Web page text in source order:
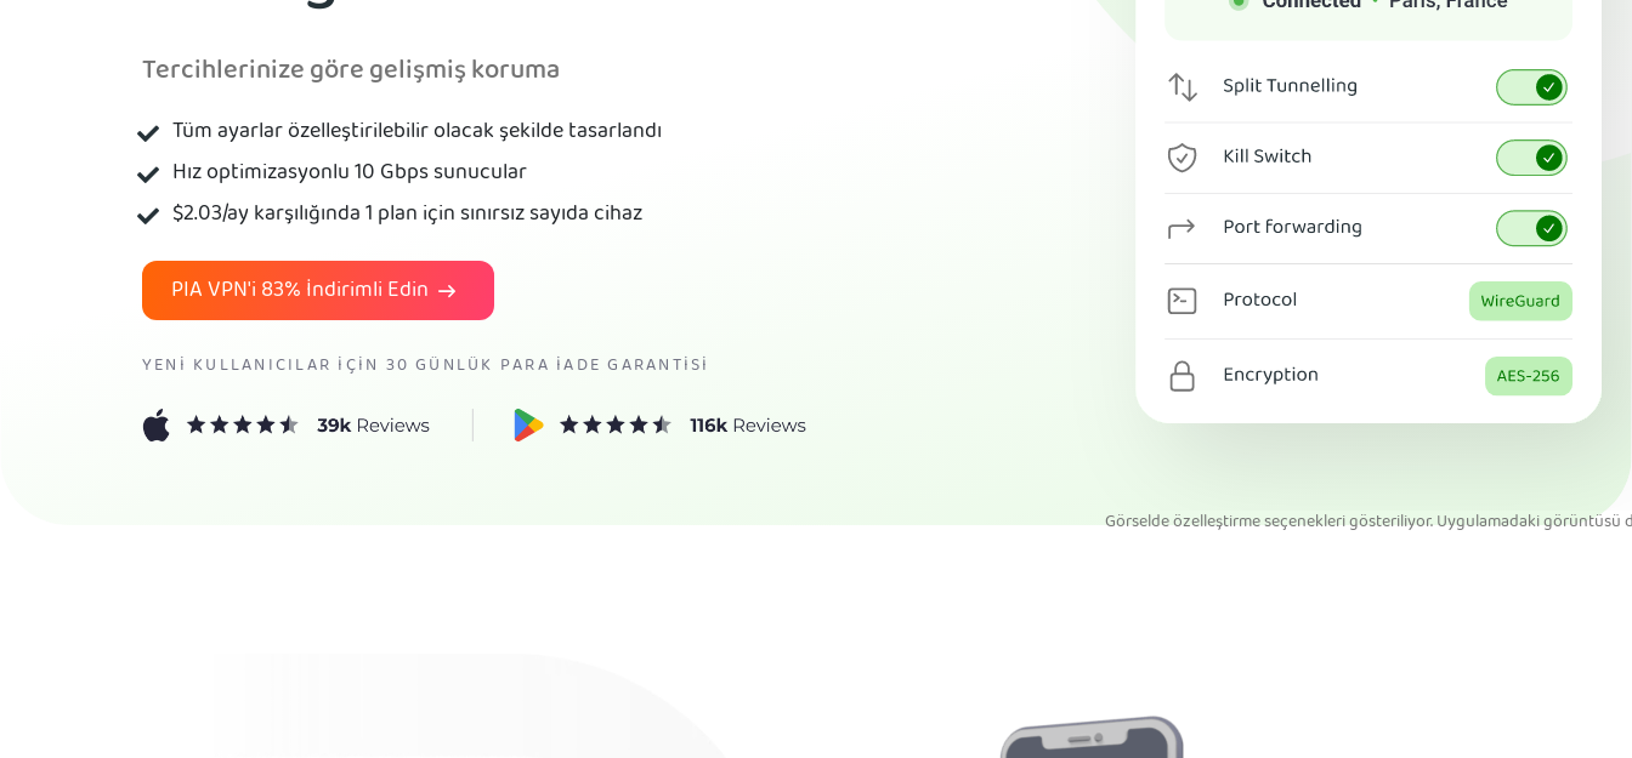
Tercihlerinize göre gelişmiş koruma
Tüm ayarlar özelleştirilebilir olacak şekilde tasarlandı
Hız optimizasyonlu 10 Gbps sunucular
$2.03/ay karşılığında 1 plan için sınırsız sayıda cihaz
PIA VPN'i83%İndirimli Edin
YENI KULLANICILAR IÇIN 30 GÜNLÜK PARA İADE GARANTISI
Görselde özelleştirme seçenekleri gösteriliyor. Uygulamadaki görüntüsü